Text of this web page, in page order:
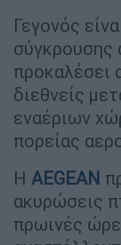
Γεγονός
σύγκρουσης
προκαλέσει
διεθνείς
εναέριων
πορείας
Η AEGEAN
ακυρώσεις
πρωινές